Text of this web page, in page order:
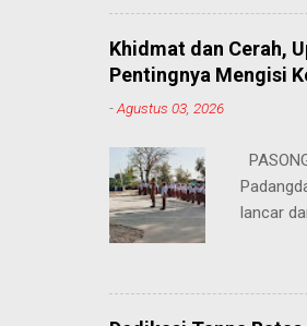
masing.
"Saya
sangat
Khidmat dan Cerah,
Pentingnya Mengisi
-Agustus 03, 2026
lancar
penting
ia